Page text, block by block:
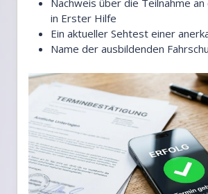
in Erster Hilfe
Ein aktueller Sehtest einer
Name der ausbildenden